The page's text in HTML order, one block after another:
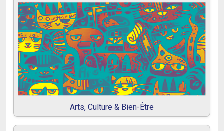
Arts, Culture & Bien-Être